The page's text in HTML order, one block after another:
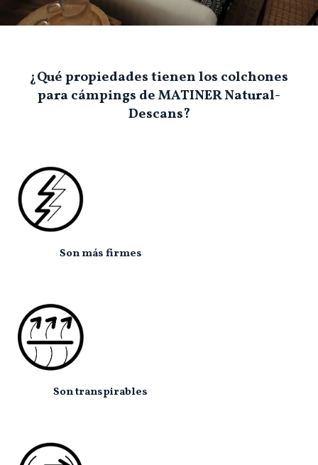
¿Qué propiedades tienen los colchones
para cámpings de MATINER Natural-
Descans?
Son más firmes
Son transpirables